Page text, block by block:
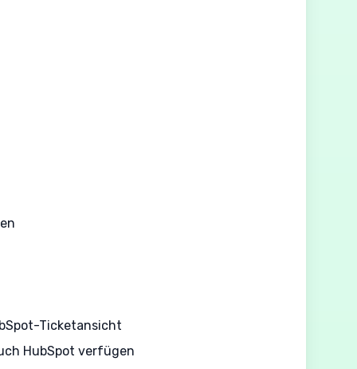
Ticketansicht
HubSpot verfügen